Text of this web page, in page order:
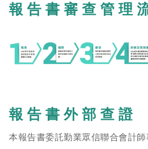
報 告 書 審 查 管 理
報 告 書 外 部 查 證
本報告書委託勤業眾信聯合會計